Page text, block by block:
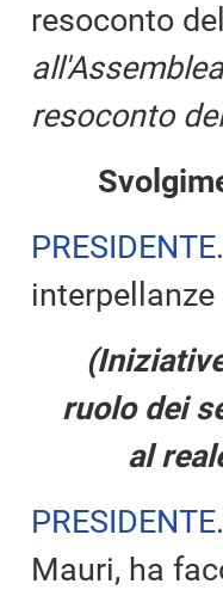
resoconto
resoconto
PRESIDENTE
ruolo dei
al
PRESIDENTE
Mauri, ha